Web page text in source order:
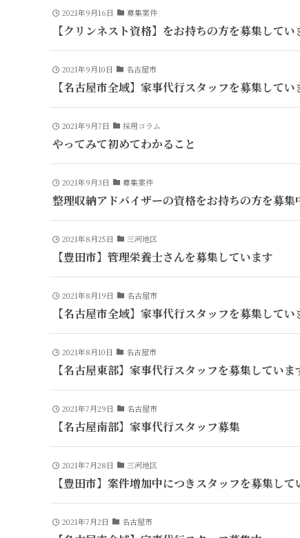
2021年9月16日 募集案件
【クリンネスト資格】をお持ちの方を募集してい
2021年9月10日 名古屋市
【名古屋市全域】家事代行スタッフを募集してい
2021年9月7日 採用コラム
やってみて初めてわかること
2021年9月3日 募集案件
整理収納アドバイザーの資格をお持ちの方を募集
2021年8月25日 三河地区
【豊田市】管理栄養士さんを募集しています
2021年8月19日 名古屋市
【名古屋市全域】家事代行スタッフを募集してい
2021年8月10日 名古屋市
【名古屋東部】家事代行スタッフを募集していま
2021年7月29日 名古屋市
【名古屋南部】家事代行スタッフ募集
2021年7月28日 三河地区
【豊田市】案件増加中につきスタッフを募集して
2021年7月2日 名古屋市